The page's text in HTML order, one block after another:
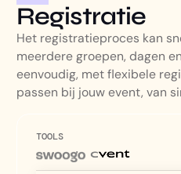
Registratie
Het registratieproces kan
meerdere groepen, dagen
eenvoudig, met flexibele
passen bij jouw event, van
TOOLS